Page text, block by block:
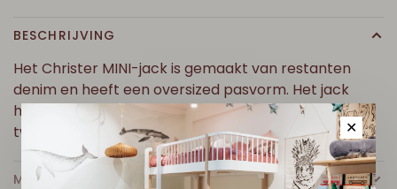
BESCHRIJVING
Het Christer MINI-jack is gemaakt van restanten
denim en heeft een oversized pasvorm. Het jack
heeft voorgevormde mouwen, een grote kraag en
twee zakken aan de voorkant.
MEER INFO
✕